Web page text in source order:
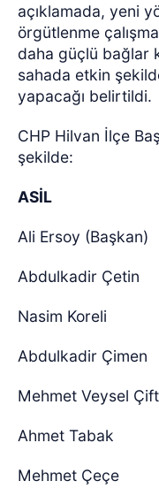
açıklamada, yeni
örgütlenme
daha güçlü bağlar
sahada etkin
yapacağı belirtildi.
CHP Hilvan İlçe
şekilde:
ASİL
Ali Ersoy (Başkan)
Abdulkadir Çetin
Nasim Koreli
Abdulkadir Çimen
Mehmet Veysel
Ahmet Tabak
Mehmet Çeçe